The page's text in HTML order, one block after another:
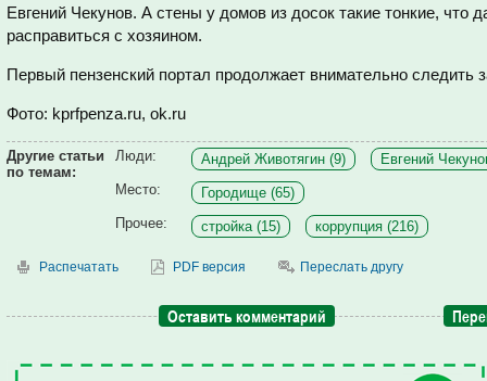
Евгений Чекунов. А стены у домов из досок такие тонкие, что
расправиться с хозяином.
Первый пензенский портал продолжает внимательно следить
Фото: kprfpenza.ru, ok.ru
Другие статьи
по темам:
Люди: Андрей Животягин (9)
Евгений
Место:
Городище (65)
Прочее:
стройка (15) коррупция (216)
Распечатать PDF версия Переслать другу
Оставить комментарий